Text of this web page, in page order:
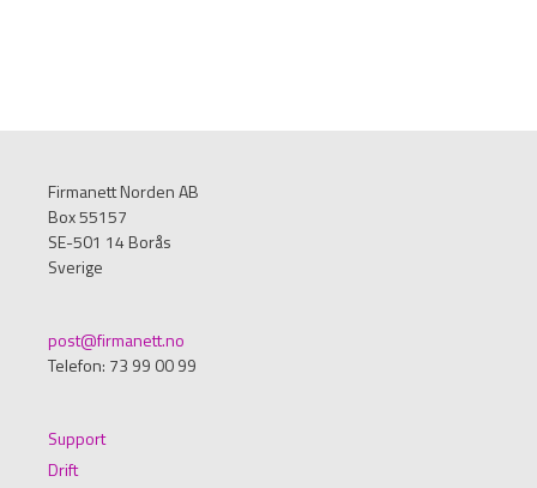
Firmanett Norden AB
Box 55157
SE-501 14 Borås
Sverige
post@firmanett.no
Telefon: 73 99 00 99
Support
Drift